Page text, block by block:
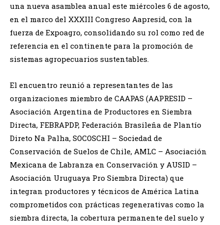
una nueva asamblea anual este miércoles 6 de agosto,
en el marco del XXXIII Congreso Aapresid, con la
fuerza de Expoagro, consolidando su rol como red de
referencia en el continente para la promoción de
sistemas agropecuarios sustentables.
El encuentro reunió a representantes de las
organizaciones miembro de CAAPAS (AAPRESID –
Asociación Argentina de Productores en Siembra
Directa, FEBRAPDP, Federación Brasileña de Plantío
Direto Na Palha, SOCOSCHI – Sociedad de
Conservación de Suelos de Chile, AMLC – Asociación
Mexicana de Labranza en Conservación y AUSID –
Asociación Uruguaya Pro Siembra Directa) que
integran productores y técnicos de América Latina
comprometidos con prácticas regenerativas como la
siembra directa, la cobertura permanente del suelo y